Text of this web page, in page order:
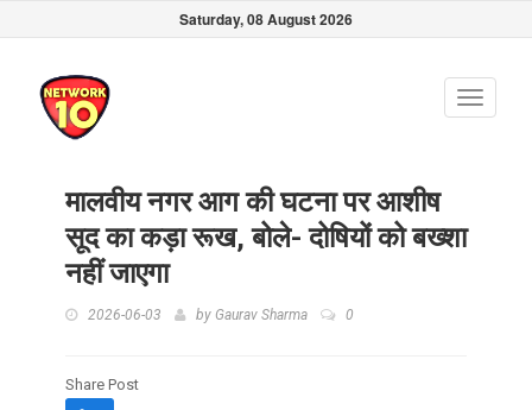
Saturday, 08 August 2026
Toggle
मालवीय नगर आग की घटना पर आशीष
सूद का कड़ा रूख, बोले- दोषियों को बख्शा
नहीं जाएगा
2026-06-03 by Gaurav Sharma 0
Share Post